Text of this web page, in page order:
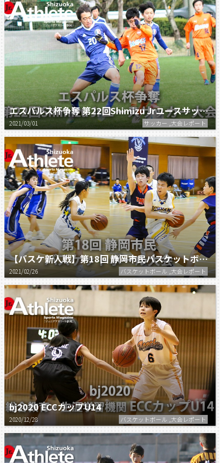
エスパルス杯争奪 第22回Shimizu Jrユースサッカー大会
2021/03/01 サッカー ,大会レポート
【バスケ新人戦】第18回 静岡市民バスケットボール大会
2021/02/26 バスケットボール ,大会レポート
bj2020 ECCカップU14
2020/12/28 バスケットボール ,大会レポート